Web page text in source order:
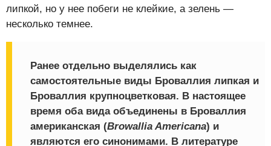
липкой, но у нее побеги не клейкие, а зелень —
несколько темнее.
Ранее отдельно выделялись как
самостоятельные виды Броваллия липкая и
Броваллия крупноцветковая. В настоящее
время оба вида объединены в Броваллия
американская (Browallia Americana) и
являются его синонимами. В литературе